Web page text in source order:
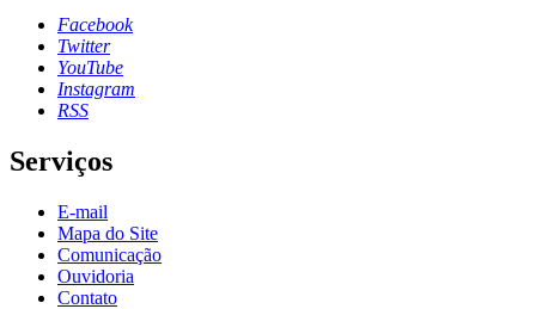
Facebook
Twitter
YouTube
Instagram
RSS
Serviços
E-mail
Mapa do Site
Comunicação
Ouvidoria
Contato